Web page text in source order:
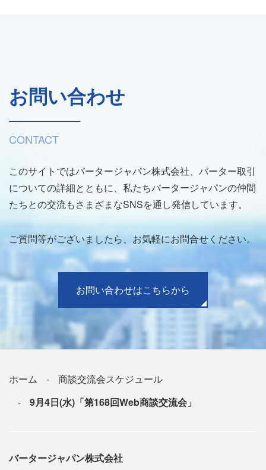
お問い合わせ
CONTACT
このサイトではバータージャパン株式会社、バーター取引
についての詳細とともに、私たちバータージャパンの仲間
たちとの交流もさまざまなSNSを通し発信しています。
ご質問等がございましたら、お気軽にお問合せください。
お問い合わせはこちらから
ホーム
商談交流会スケジュール
9月4日(水)「第168回Web商談交流会」
バータージャパン株式会社